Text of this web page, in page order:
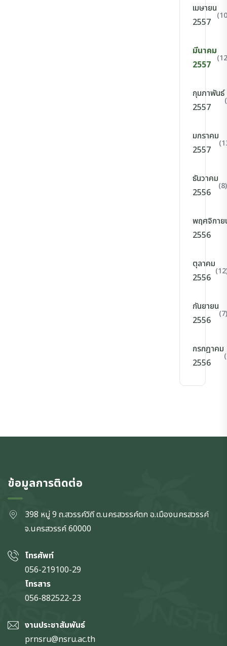
เมษายน
2557
มีนาคม
2557
กุมภาพันธ์
2557
มกราคม
2557
ธันวาคม
2556
(8)
พฤศจิกาย
2556
ตุลาคม
2556
กันยายน
2556
(7)
กรกฎาคม
2556
ข้อมูลการติดต่อ
398 หมู่ 9 ถ.สวรรค์วิถี ต.นครสวรรค์ตก อ.เมืองนครสวรรค์
จ.นครสวรรค์60000
โทรศัพท์
056-219100-29
โทรสาร
056-882522-23
งานประชาสัมพันธ์
prnsru@nsru.ac.th